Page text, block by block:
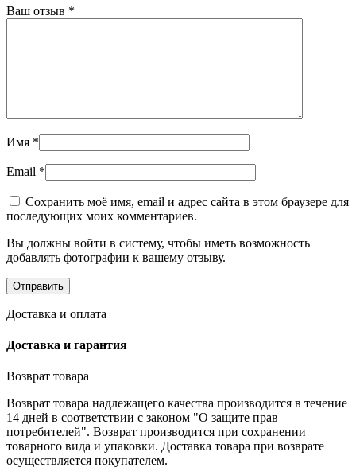
Ваш отзыв *
Имя *
Email *
Сохранить моё имя, email и адрес сайта в этом браузере для
последующих моих комментариев.
Вы должны войти в систему, чтобы иметь возможность
добавлять фотографии к вашему отзыву.
Доставка и оплата
Доставка и гарантия
Возврат товара
Возврат товара надлежащего качества производится в течение
14 дней в соответствии с законом "О защите прав
потребителей". Возврат производится при сохранении
товарного вида и упаковки. Доставка товара при возврате
осуществляется покупателем.